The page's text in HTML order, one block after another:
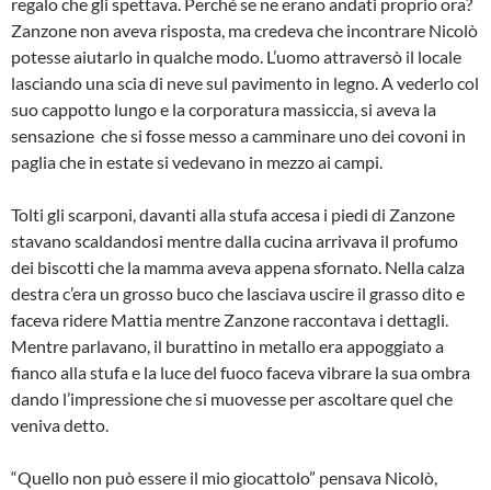
regalo che gli spettava. Perché se ne erano andati proprio ora?
Zanzone non aveva risposta, ma credeva che incontrare Nicolò
potesse aiutarlo in qualche modo. L’uomo attraversò il locale
lasciando una scia di neve sul pavimento in legno. A vederlo col
suo cappotto lungo e la corporatura massiccia, si aveva la
sensazione che si fosse messo a camminare uno dei covoni in
paglia che in estate si vedevano in mezzo ai campi.
Tolti gli scarponi, davanti alla stufa accesa i piedi di Zanzone
stavano scaldandosi mentre dalla cucina arrivava il profumo
dei biscotti che la mamma aveva appena sfornato. Nella calza
destra c’era un grosso buco che lasciava uscire il grasso dito e
faceva ridere Mattia mentre Zanzone raccontava i dettagli.
Mentre parlavano, il burattino in metallo era appoggiato a
fianco alla stufa e la luce del fuoco faceva vibrare la sua ombra
dando l’impressione che si muovesse per ascoltare quel che
veniva detto.
“Quello non può essere il mio giocattolo” pensava Nicolò,